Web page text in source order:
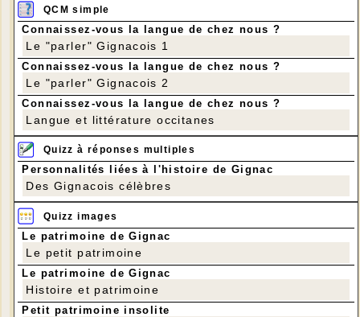
QCM simple
Connaissez-vous la langue de chez nous ?
Le "parler" Gignacois 1
Connaissez-vous la langue de chez nous ?
Le "parler" Gignacois 2
Connaissez-vous la langue de chez nous ?
Langue et littérature occitanes
Quizz à réponses multiples
Personnalités liées à l'histoire de Gignac
Des Gignacois célèbres
Quizz images
Le patrimoine de Gignac
Le petit patrimoine
Le patrimoine de Gignac
Histoire et patrimoine
Petit patrimoine insolite